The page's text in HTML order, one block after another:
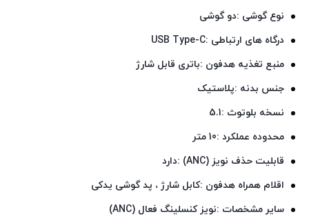
نوع گوشی :دو گوشی
درگاه های ارتباطی :USB Type-C
منبع تغذیه هدفون :باتری قابل شارژ
جنس بدنه :پلاستیک
نسخه بلوتوث :5.1
محدوده عملکرد :10 متر
قابلیت حذف نویز (ANC) :دارد
اقلام همراه هدفون :کابل شارژ ، پد گوشی یدکی
سایر مشخصات :نویز کنسلینگ فعال (ANC)